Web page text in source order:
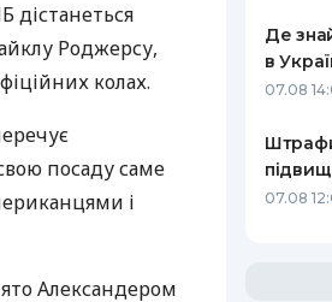
дістанеться
Роджерсу,
колах.
посаду саме
і
Александером
Де
в
07.08
07.08